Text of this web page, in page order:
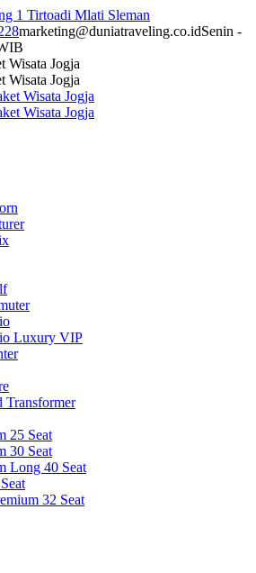
1 Tirtoadi Mlati Sleman
marketing@duniatraveling.co.idSenin -
Wisata Jogja
Wisata Jogja
Luxury VIP
Transformer
25 Seat
30 Seat
Long 40 Seat
32 Seat